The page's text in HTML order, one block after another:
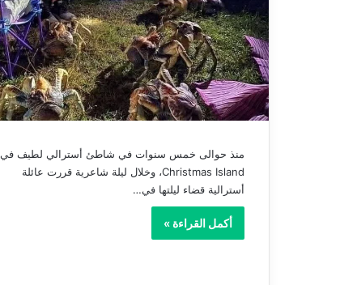
منذ حوالى خمس سنوات في شاطئ أسترالي لطيف في
Christmas Island، وخلال ليلة شاعرية قررت عائلة
أسترالية قضاء ليلتها في…
أكمل القراءة »